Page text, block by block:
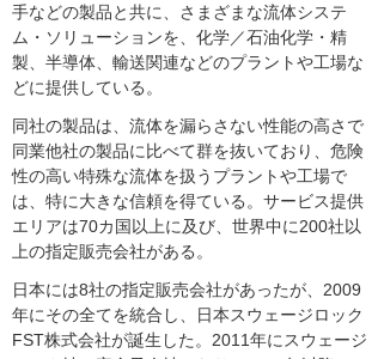
手などの製品と共に、さまざまな流体システ
ム・ソリューションを、化学／石油化学・精
製、半導体、輸送関連などのプラントや工場な
どに提供している。
同社の製品は、流体を漏らさない性能の高さで
同業他社の製品に比べて群を抜いており、危険
性の高い特殊な流体を扱うプラントや工場で
は、特に大きな信頼を得ている。サービス提供
エリアは70カ国以上に及び、世界中に200社以
上の指定販売会社がある。
日本には8社の指定販売会社があったが、2009
年にその全てを統合し、日本スウェージロック
FST株式会社が誕生した。2011年にスウェージ